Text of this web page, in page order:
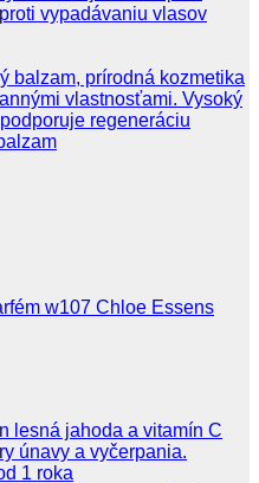
vypadávaniu vlasov
w107 Chloe Essens